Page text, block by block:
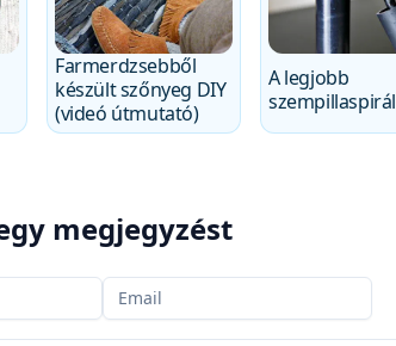
Farmerdzsebből
készült szőnyeg DIY
(videó útmutató)
A legjobb
szempillaspirál
megjegyzést
Az e-mailed